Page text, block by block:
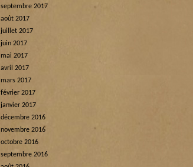
septembre 2017
août 2017
juillet 2017
juin 2017
mai 2017
avril 2017
mars 2017
février 2017
janvier 2017
décembre 2016
novembre 2016
octobre 2016
septembre 2016